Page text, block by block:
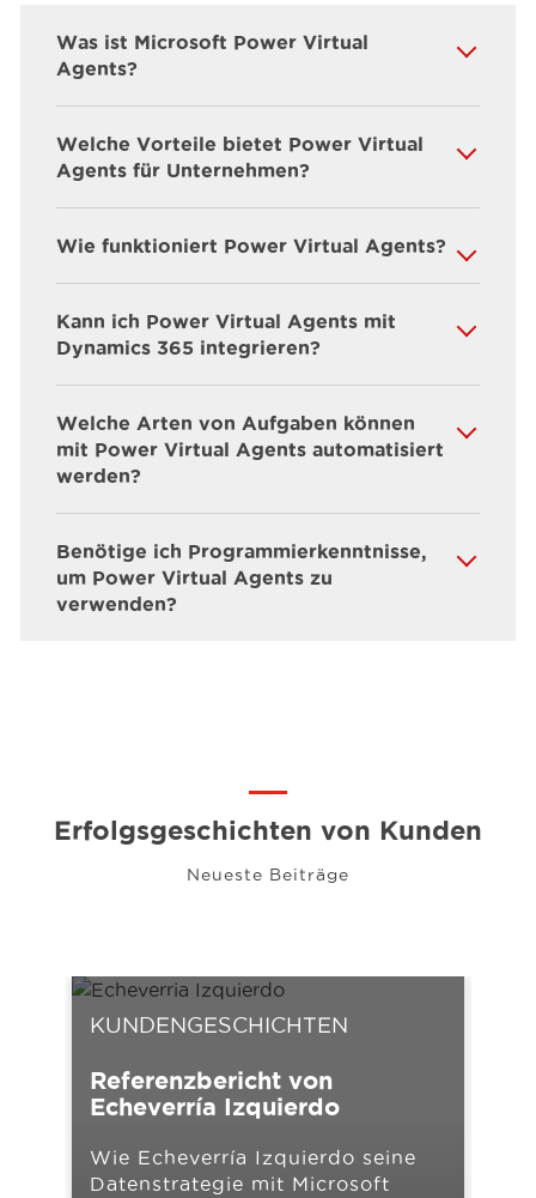
Was ist Microsoft Power Virtual
Agents?
Welche Vorteile bietet Power Virtual
Agents für Unternehmen?
Wie funktioniert Power Virtual Agents?
Kann ich Power Virtual Agents mit
Dynamics 365 integrieren?
Welche Arten von Aufgaben können
mit Power Virtual Agents automatisiert
werden?
Benötige ich Programmierkenntnisse,
um Power Virtual Agents zu
verwenden?
Erfolgsgeschichten von Kunden
Neueste Beiträge
KUNDENGESCHICHTEN
Referenzbericht von
Echeverría Izquierdo
Wie Echeverría Izquierdo seine
Datenstrategie mit Microsoft